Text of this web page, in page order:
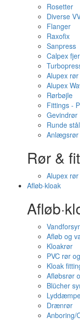
Rosetter
Diverse
Flanger
Raxofix
Sanpress
Calpex
Alupex rør
Alupex
Rørbøjle
Fittings -
Gevindrør
Runde
Anlægsrør
Rør &
Alupex
Afløb·kloak
Afløb og
Kloakrør
PVC rør
Kloak
Afløbsrør
Blücher
Drænrør
Anboring/